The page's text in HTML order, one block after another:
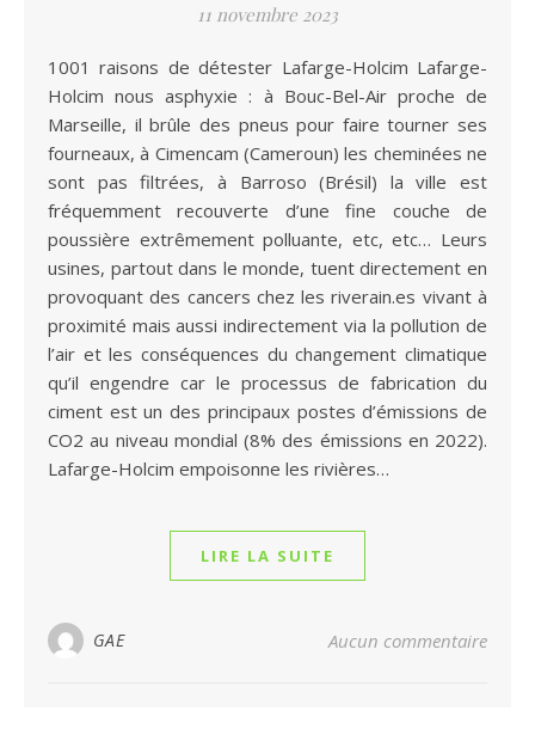
11 novembre 2023
1001 raisons de détester Lafarge-Holcim Lafarge-
Holcim nous asphyxie : à Bouc-Bel-Air proche de
Marseille, il brûle des pneus pour faire tourner ses
fourneaux, à Cimencam (Cameroun) les cheminées ne
sont pas filtrées, à Barroso (Brésil) la ville est
fréquemment recouverte d’une fine couche de
poussière extrêmement polluante, etc, etc… Leurs
usines, partout dans le monde, tuent directement en
provoquant des cancers chez les riverain.es vivant à
proximité mais aussi indirectement via la pollution de
l’air et les conséquences du changement climatique
qu’il engendre car le processus de fabrication du
ciment est un des principaux postes d’émissions de
CO2 au niveau mondial (8% des émissions en 2022).
Lafarge-Holcim empoisonne les rivières…
LIRE LA SUITE
GAE Aucun commentaire